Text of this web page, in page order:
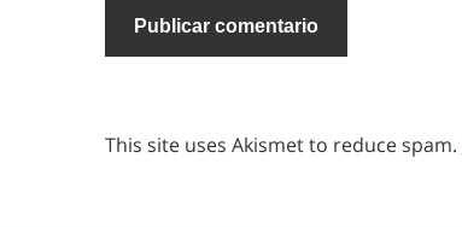
This site uses Akismet to reduce spam.